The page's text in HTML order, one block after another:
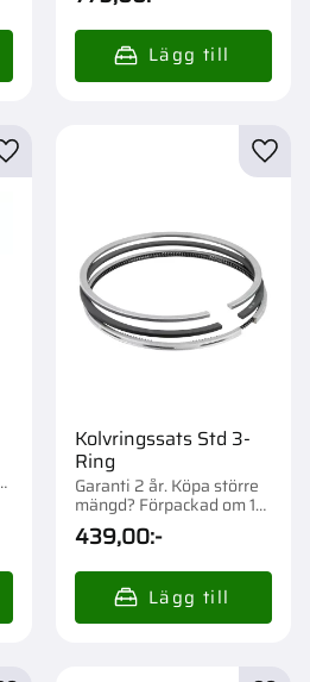
Lägg till i favoriter
Kolvringssats Std 3-
Ring
Garanti 2 år. Köpa större
mängd? Förpackad om 1
st.
439,00:-